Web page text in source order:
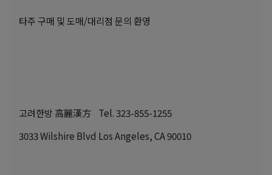
타주 구매 및 도매/대리점 문의 환영
고려한방 高麗漢方 Tel. 323-855-1255
3033 Wilshire Blvd Los Angeles, CA 90010